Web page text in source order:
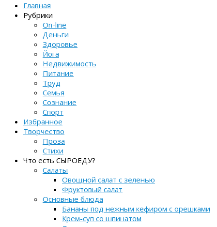
Главная
Рубрики
On-line
Деньги
Здоровье
Йога
Недвижимость
Питание
Труд
Семья
Сознание
Спорт
Избранное
Творчество
Проза
Стихи
Что есть СЫРОЕДУ?
Салаты
Овощной салат с зеленью
Фруктовый салат
Основные блюда
Бананы под нежным кефиром с орешками
Крем-суп со шпинатом